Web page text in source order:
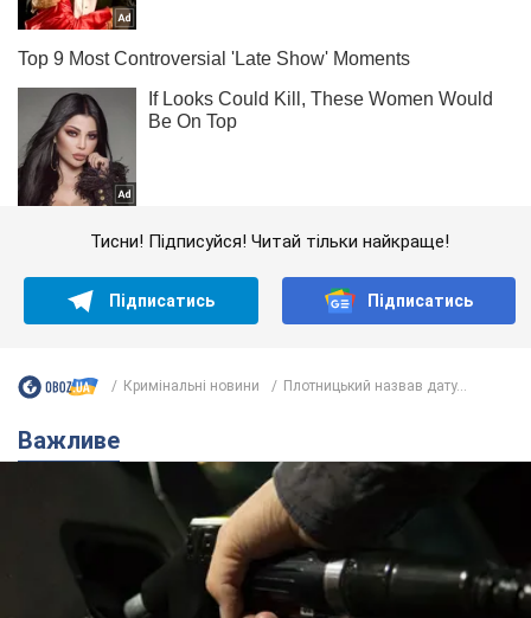
Тисни! Підписуйся! Читай тільки найкраще!
Підписатись Підписатись
Кримінальні новини Плотницький назвав дату...
Важливе